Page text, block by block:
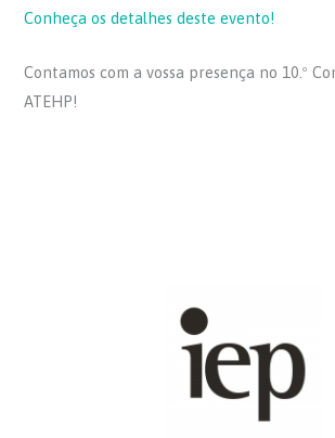
Conheça os detalhes deste evento!
Contamos com a vossa presença no 10.º
ATEHP!